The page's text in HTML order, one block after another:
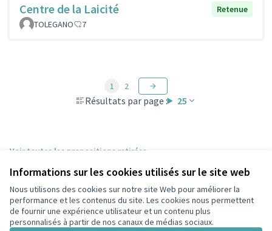
Informations sur les cookies utilisés sur le site web
Nous utilisons des cookies sur notre site Web pour améliorer la
performance et les contenus du site. Les cookies nous permettent
de fournir une expérience utilisateur et un contenu plus
personnalisés à partir de nos canaux de médias sociaux.
Centre de la Laicité
Retenue
TOLEGANO
7
Résultats par page : 25
1 2
Voir toutes les propositions retirées
Conditions d'utilisation
Paramètres des cookies
participons.colombes.fr sur Facebook